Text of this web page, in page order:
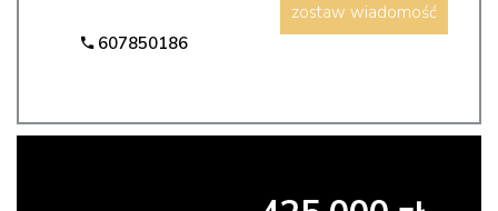
607850186
zostaw wiadomość